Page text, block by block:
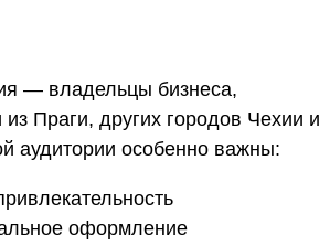
— владельцы бизнеса,
Праги, других городов Чехии и
аудитории особенно важны:
оформление